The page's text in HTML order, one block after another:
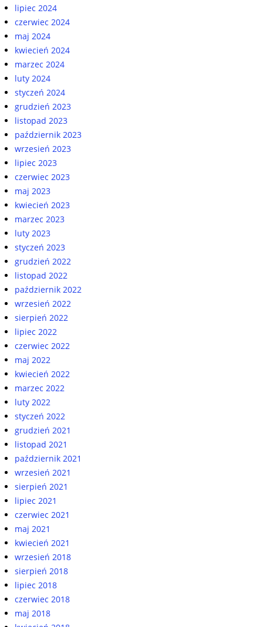
lipiec 2024
czerwiec 2024
maj 2024
kwiecień 2024
marzec 2024
luty 2024
styczeń 2024
grudzień 2023
listopad 2023
październik 2023
wrzesień 2023
lipiec 2023
czerwiec 2023
maj 2023
kwiecień 2023
marzec 2023
luty 2023
styczeń 2023
grudzień 2022
listopad 2022
październik 2022
wrzesień 2022
sierpień 2022
lipiec 2022
czerwiec 2022
maj 2022
kwiecień 2022
marzec 2022
luty 2022
styczeń 2022
grudzień 2021
listopad 2021
październik 2021
wrzesień 2021
sierpień 2021
lipiec 2021
czerwiec 2021
maj 2021
kwiecień 2021
wrzesień 2018
sierpień 2018
lipiec 2018
czerwiec 2018
maj 2018